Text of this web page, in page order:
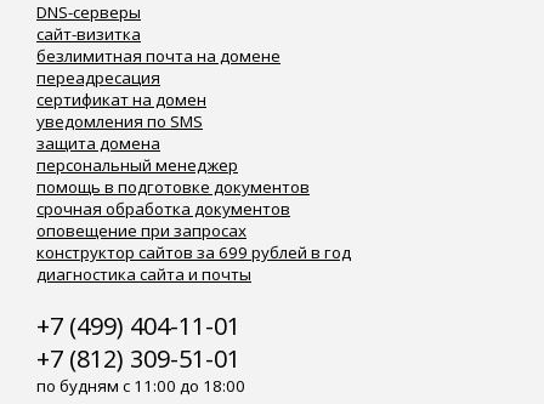
DNS-серверы
сайт-визитка
безлимитная почта на домене
переадресация
сертификат на домен
уведомления по SMS
защита домена
персональный менеджер
помощь в подготовке документов
срочная обработка документов
оповещение при запросах
конструктор сайтов за 699 рублей в год
диагностика сайта и почты
+7 (499) 404-11-01
+7 (812) 309-51-01
по будням с 11:00 до 18:00